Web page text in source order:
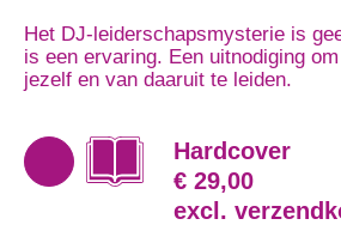
Het DJ-leiderschapsmysterie is
is een ervaring. Een uitnodiging
jezelf en van daaruit te leiden.
Hardcover
€ 29,00
excl.